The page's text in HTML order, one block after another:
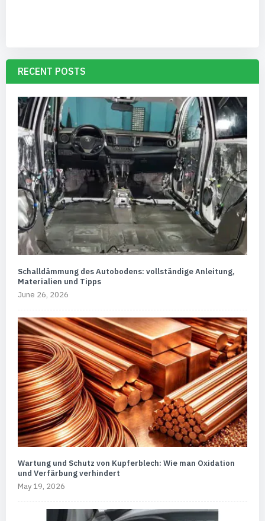
RECENT POSTS
Schalldämmung des Autobodens: vollständige Anleitung,
Materialien und Tipps
June 26, 2026
Wartung und Schutz von Kupferblech: Wie man Oxidation
und Verfärbung verhindert
May 19, 2026